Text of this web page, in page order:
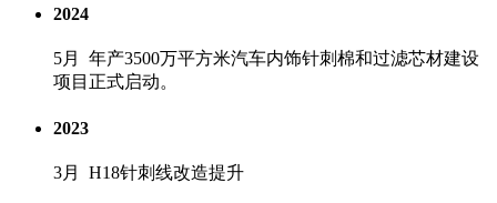
2024
5月 年产3500万平方米汽车内饰针刺棉和过滤芯材建设
项目正式启动。
2023
3月 H18针刺线改造提升